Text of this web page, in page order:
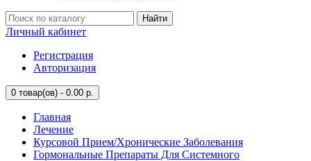
Найти
Личный кабинет
Регистрация
Авторизация
0 товар(ов) - 0.00 р.
Главная
Лечение
Курсовой Прием/Хронические Заболевания
Гормональные Препараты Для Системного